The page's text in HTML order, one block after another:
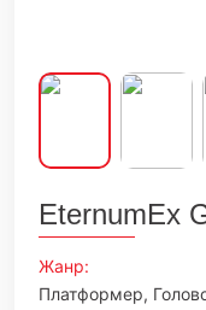
EternumEx
Жанр:
Платформер,